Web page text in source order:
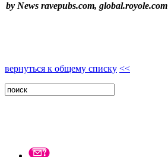
by News ravepubs.com, global.royole.com
вернуться к общему списку <<